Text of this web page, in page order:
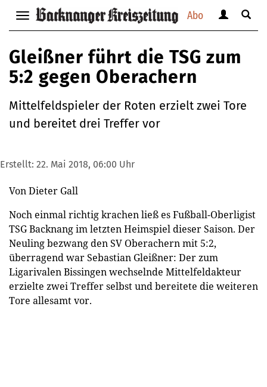
Abo
Navigation
anzeigen
bzw.
verbergen
anzeigen
verbergen
Suche
Gleißner führt die TSG zum
5:2 gegen Oberachern
Mittelfeldspieler der Roten erzielt zwei Tore
und bereitet drei Treffer vor
Erstellt: 22. Mai 2018, 06:00 Uhr
Von Dieter Gall
Noch einmal richtig krachen ließ es Fußball-Oberligist
TSG Backnang im letzten Heimspiel dieser Saison. Der
Neuling bezwang den SV Oberachern mit 5:2,
überragend war Sebastian Gleißner: Der zum
Ligarivalen Bissingen wechselnde Mittelfeldakteur
erzielte zwei Treffer selbst und bereitete die weiteren
Tore allesamt vor.